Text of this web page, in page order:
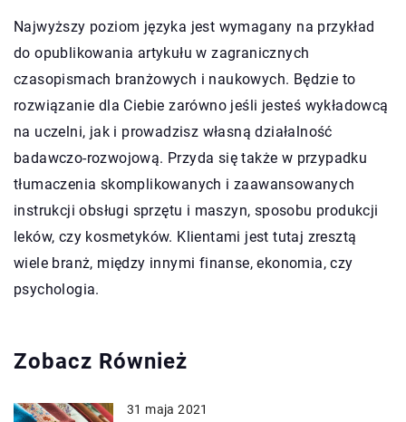
Najwyższy poziom języka jest wymagany na przykład
do opublikowania artykułu w zagranicznych
czasopismach branżowych i naukowych. Będzie to
rozwiązanie dla Ciebie zarówno jeśli jesteś wykładowcą
na uczelni, jak i prowadzisz własną działalność
badawczo-rozwojową. Przyda się także w przypadku
tłumaczenia skomplikowanych i zaawansowanych
instrukcji obsługi sprzętu i maszyn, sposobu produkcji
leków, czy kosmetyków. Klientami jest tutaj zresztą
wiele branż, między innymi finanse, ekonomia, czy
psychologia.
Zobacz Również
31 maja 2021